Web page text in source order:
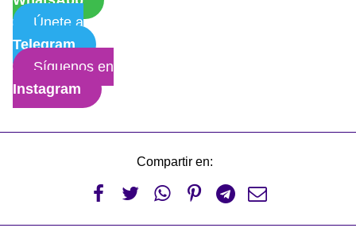
Únete a
Telegram
Síguenos en
Instagram
Compartir en:
     